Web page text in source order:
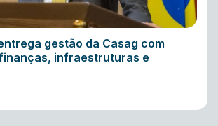
gestão da Casag com
infraestruturas e